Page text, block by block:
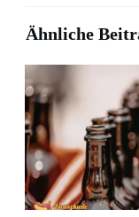
Ähnliche